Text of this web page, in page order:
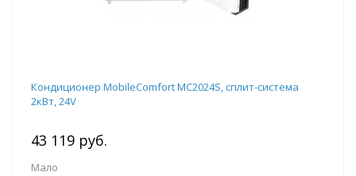
Кондиционер MobileComfort MC2024S, сплит-система
2кВт, 24V
43 119 руб.
Мало